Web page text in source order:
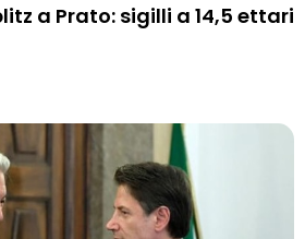
a Prato: sigilli a 14,5 ettari